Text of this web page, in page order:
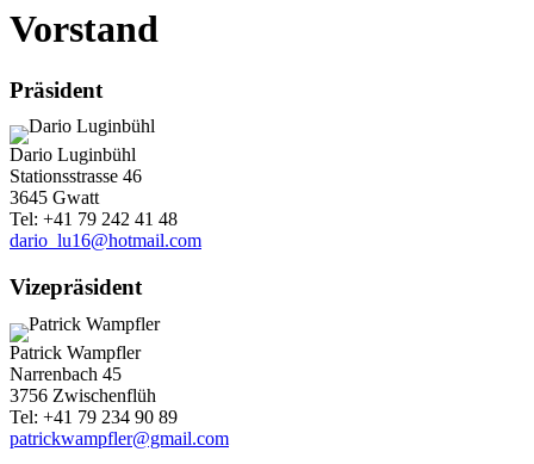
Vorstand
Präsident
Dario Luginbühl
Stationsstrasse 46
3645 Gwatt
Tel: +41 79 242 41 48
dario_lu16@hotmail.com
Vizepräsident
Patrick Wampfler
Narrenbach 45
3756 Zwischenflüh
Tel: +41 79 234 90 89
patrickwampfler@gmail.com